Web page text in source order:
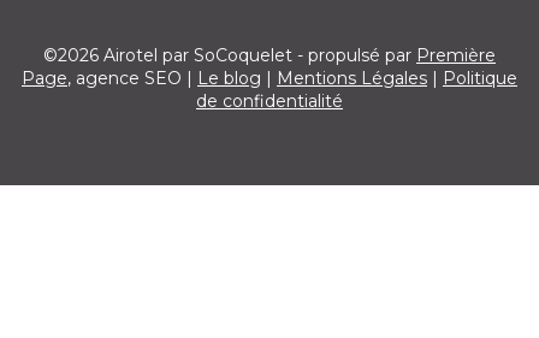
©2026 Airotel par SoCoquelet - propulsé par Première
Page, agence SEO | Le blog Mentions Légales
Politique
de confidentialité